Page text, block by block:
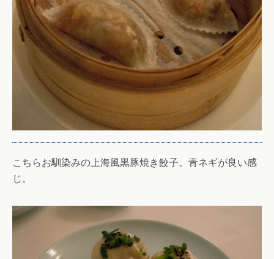
こちらお馴染みの上海風黒豚焼き餃子。青ネギが良い感
じ。